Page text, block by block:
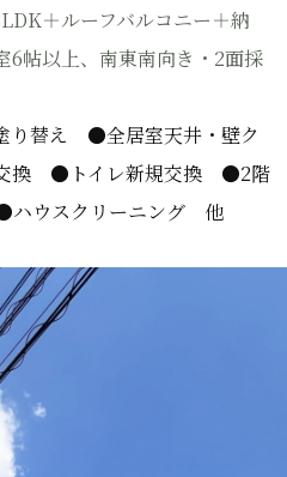
＋ルーフバルコニー＋納
6帖以上、南東南向き・2面採
り替え ●全居室天井・壁ク
換 ●トイレ新規交換 ●2階
ハウスクリーニング 他